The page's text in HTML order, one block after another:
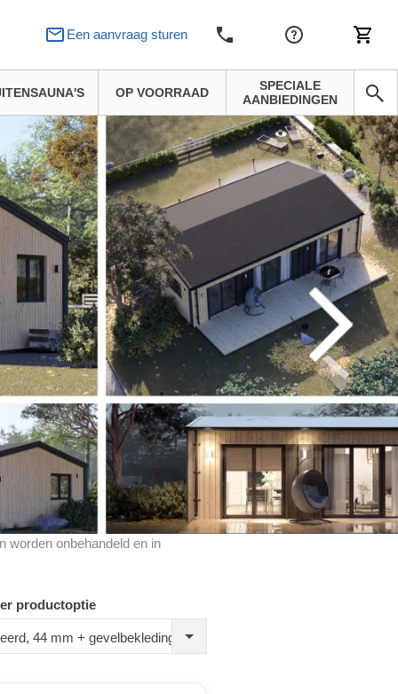
Een aanvraag sturen
OP VOORRAAD
SPECIALE
AANBIEDINGEN
worden onbehandeld en in
productoptie
44 mm + gevelbekleding